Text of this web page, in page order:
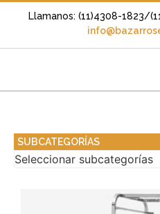
Llamanos: (11)4308-1823/
SUBCATEGORÍAS
Seleccionar subcategorías